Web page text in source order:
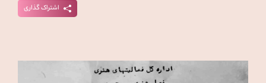
اشتراک گذاری